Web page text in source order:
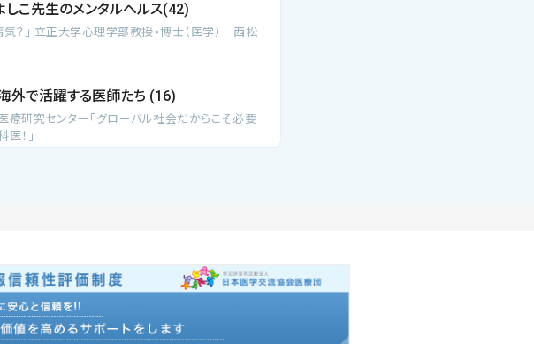
こ先生のメンタルヘルス(42)
気？」 立正大学心理学部教授・博士（医学） 西松
で活躍する医師たち (16)
療研究センター「グローバル社会だからこそ必要
！」
タビュー／奥津康祐氏（東京女子医科大
部医学科・医療・病院管理学助教）
医療安全ｅラーニングを、全国に世界に広めたい」